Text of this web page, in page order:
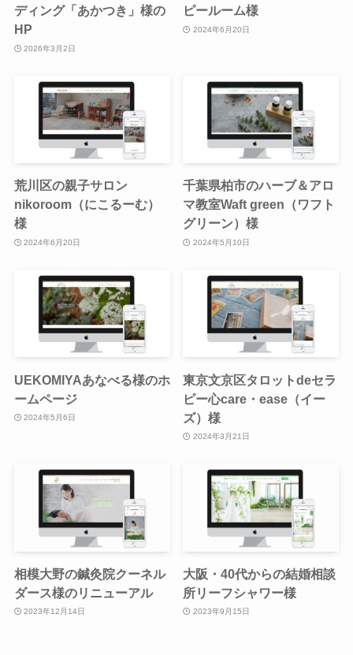
ディング「あかつき」様の
HP
2026年3月2日
ピールーム様
2024年6月20日
荒川区の親子サロン
nikoroom（にこるーむ）
様
2024年6月20日
千葉県柏市のハーブ＆アロ
マ教室Waft green（ワフト
グリーン）様
2024年5月10日
UEKOMIYAあなべる様のホ
ームページ
2024年5月6日
東京文京区タロットdeセラ
ピー心care・ease（イー
ズ）様
2024年3月21日
相模大野の鍼灸院クーネル
ダース様のリニューアル
2023年12月14日
大阪・40代からの結婚相談
所リーフシャワー様
2023年9月15日